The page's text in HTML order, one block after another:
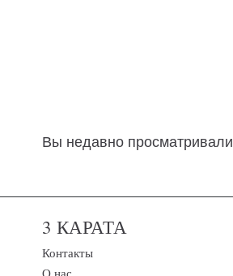
Вы недавно просматривали
3 КАРАТА
Контакты